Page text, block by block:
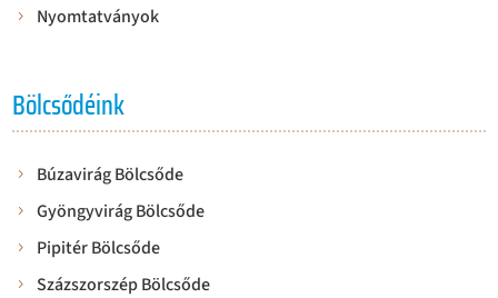
Nyomtatványok
Bölcsődéink
Búzavirág Bölcsőde
Gyöngyvirág Bölcsőde
Pipitér Bölcsőde
Százszorszép Bölcsőde